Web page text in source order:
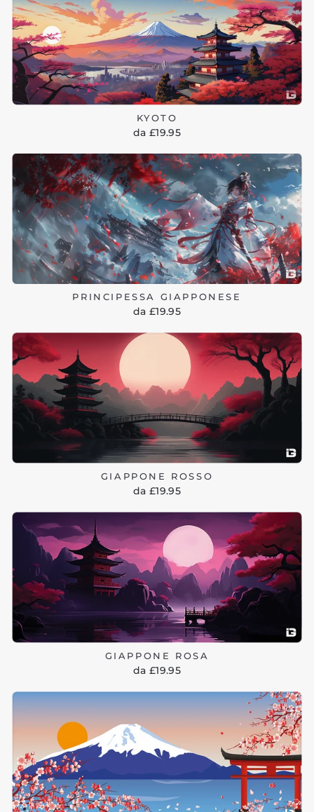
KYOTO
da £19.95
PRINCIPESSA GIAPPONESE
da £19.95
GIAPPONE ROSSO
da £19.95
GIAPPONE ROSA
da £19.95